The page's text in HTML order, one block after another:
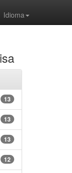
Idioma
13
13
13
12